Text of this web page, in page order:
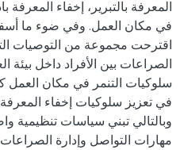
المعرفة بالتبرير، إخفاء المعرفة
في مكان العمل. وفي ضوء ما
اقترحت مجموعة من التوصيات
الصراعات بين الأفراد داخل بيئة
سلوكيات التنمر في مكان العمل
في تعزيز سلوكيات إخفاء
وبالتالي تبني سياسات تنظيمية
مهارات التواصل وإدارة